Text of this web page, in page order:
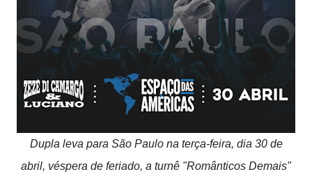
Dupla leva para São Paulo na terça-feira, dia 30 de
abril, véspera de feriado, a turnê "Românticos Demais"